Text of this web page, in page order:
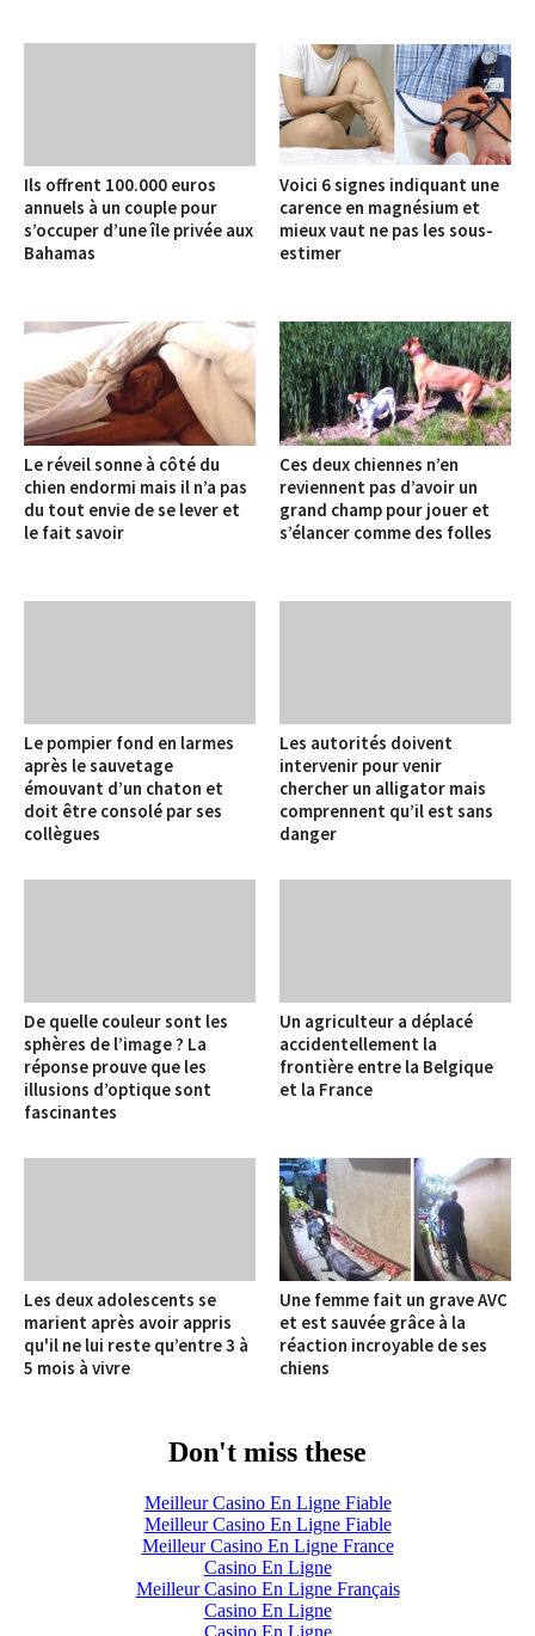
Ils offrent 100.000 euros
annuels à un couple pour
s’occuper d’une île privée aux
Bahamas
Voici 6 signes indiquant une
carence en magnésium et
mieux vaut ne pas les sous-
estimer
Le réveil sonne à côté du
chien endormi mais il n’a pas
du tout envie de se lever et
le fait savoir
Ces deux chiennes n’en
reviennent pas d’avoir un
grand champ pour jouer et
s’élancer comme des folles
Le pompier fond en larmes
après le sauvetage
émouvant d’un chaton et
doit être consolé par ses
collègues
Les autorités doivent
intervenir pour venir
chercher un alligator mais
comprennent qu’il est sans
danger
De quelle couleur sont les
sphères de l’image ? La
réponse prouve que les
illusions d’optique sont
fascinantes
Un agriculteur a déplacé
accidentellement la
frontière entre la Belgique
et la France
Les deux adolescents se
marient après avoir appris
qu'il ne lui reste qu’entre 3 à
5 mois à vivre
Une femme fait un grave AVC
et est sauvée grâce à la
réaction incroyable de ses
chiens
Don't miss these
Meilleur Casino En Ligne Fiable
Meilleur Casino En Ligne Fiable
Meilleur Casino En Ligne France
Casino En Ligne
Meilleur Casino En Ligne Français
Casino En Ligne
Casino En Ligne